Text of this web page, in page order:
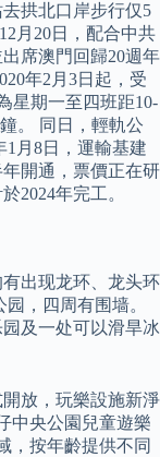
拱北口岸步行仅5
月20日，配合中共
席澳門回歸20週年
年2月3日起，受
星期一至四班距10-
。 同日，輕軌公
1月8日，運輸基建
開通，票價正在研
2024年完工。
出现龙环、龙头环
，四周有围墙。
及一处可以滑旱冰
放，玩樂設施新淨
中央公園兒童遊樂
，按年齡提供不同